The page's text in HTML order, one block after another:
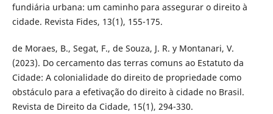
fundiária urbana: um caminho para assegurar o direito à
cidade. Revista Fides, 13(1), 155-175.
de Moraes, B., Segat, F., de Souza, J. R. y Montanari, V.
(2023). Do cercamento das terras comuns ao Estatuto da
Cidade: A colonialidade do direito de propriedade como
obstáculo para a efetivação do direito à cidade no Brasil.
Revista de Direito da Cidade, 15(1), 294-330.